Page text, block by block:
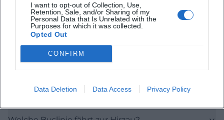
I want to opt-out of Collection, Use,
Retention, Sale, and/or Sharing of my
Personal Data that Is Unrelated with the
Purposes for which it was collected.
Opted Out
CONFIRM
Data Deletion Data Access Privacy Policy
infrastrukturellen Verbindungen und städtischer
Weiterentwicklung sichtbar macht.
(https://www.deggendorf.de/media/Linie-
2_01.09.2024.pdf))
offizielle Stadtgeschichte von Schaching
Siedlung mit 32 Ortsteilen, zu denen auch Hirzau
Häufig gestellte Fragen
Ortsteil?